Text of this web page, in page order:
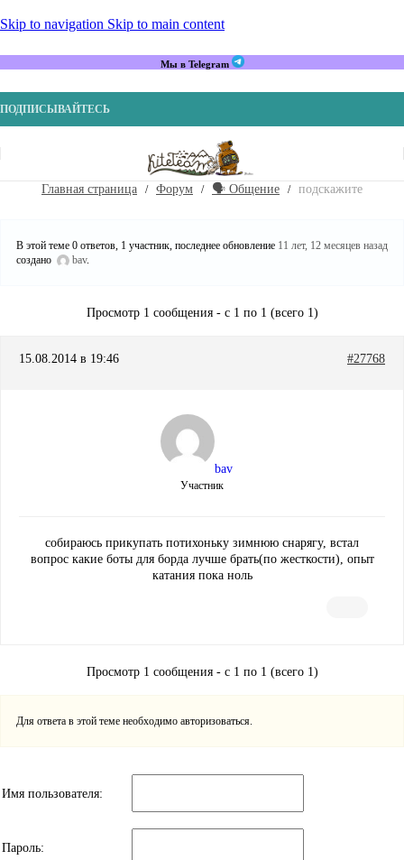
Skip to navigation Skip to main content
Мы в Telegram
ПОДПИСЫВАЙТЕСЬ
Главная страница Форум 🗣️ Общение подскажите
В этой теме 0 ответов, 1 участник, последнее обновление 11 лет, 12 месяцев назад
создано
bav.
Просмотр 1 сообщения - с 1 по 1 (всего 1)
15.08.2014 в 19:46 #27768
bav
Участник
собираюсь прикупать потихоньку зимнюю снарягу, встал
вопрос какие боты для борда лучше брать(по жесткости), опыт
катания пока ноль
Просмотр 1 сообщения - с 1 по 1 (всего 1)
Для ответа в этой теме необходимо авторизоваться.
Имя пользователя:
Пароль: